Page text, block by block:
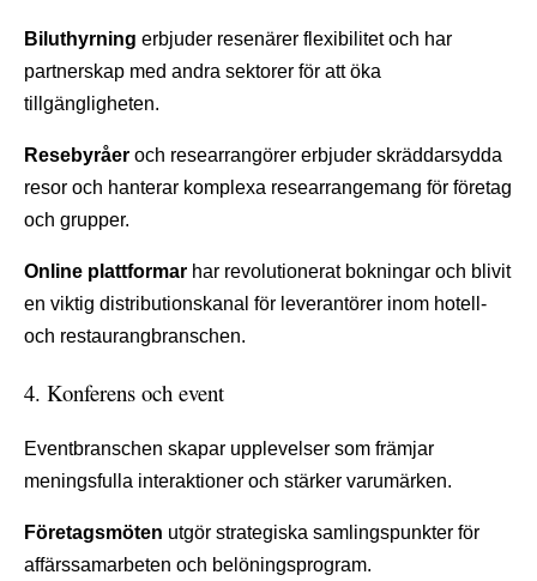
Biluthyrning erbjuder resenärer flexibilitet och har
partnerskap med andra sektorer för att öka
tillgängligheten.
Resebyråer och researrangörer erbjuder skräddarsydda
resor och hanterar komplexa researrangemang för företag
och grupper.
Online plattformar har revolutionerat bokningar och blivit
en viktig distributionskanal för leverantörer inom hotell-
och restaurangbranschen.
4. Konferens och event
Eventbranschen skapar upplevelser som främjar
meningsfulla interaktioner och stärker varumärken.
Företagsmöten utgör strategiska samlingspunkter för
affärssamarbeten och belöningsprogram.